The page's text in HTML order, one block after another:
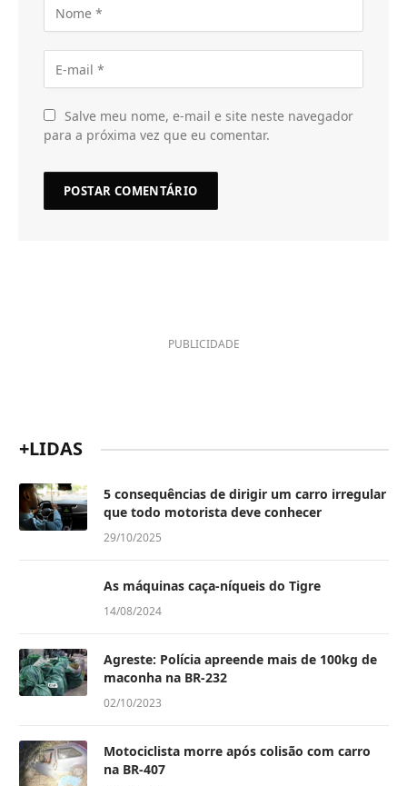
Salve meu nome, e-mail e site neste navegador
para a próxima vez que eu comentar.
PUBLICIDADE
+LIDAS
5 consequências de dirigir um carro irregular
que todo motorista deve conhecer
29/10/2025
As máquinas caça-níqueis do Tigre
14/08/2024
Agreste: Polícia apreende mais de 100kg de
maconha na BR-232
02/10/2023
Motociclista morre após colisão com carro
na BR-407